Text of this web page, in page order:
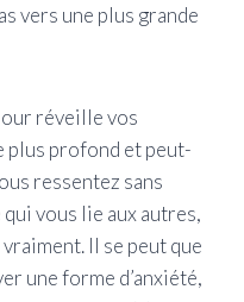
vers une plus grande
réveille vos
plus profond et peut-
ressentez sans
vous lie aux autres,
Il se peut que
une forme d’anxiété,